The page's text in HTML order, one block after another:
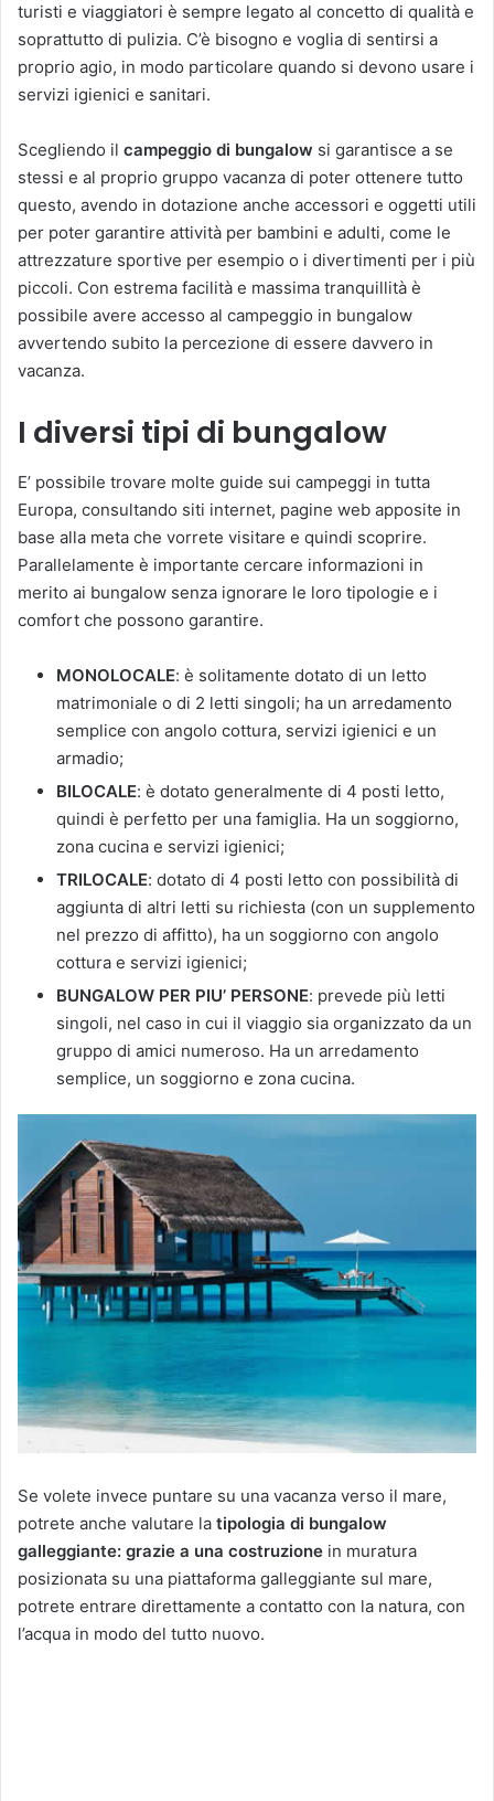
turisti e viaggiatori è sempre legato al concetto di qualità e
soprattutto di pulizia. C’è bisogno e voglia di sentirsi a
proprio agio, in modo particolare quando si devono usare i
servizi igienici e sanitari.
Scegliendo il campeggio di bungalow si garantisce a se
stessi e al proprio gruppo vacanza di poter ottenere tutto
questo, avendo in dotazione anche accessori e oggetti utili
per poter garantire attività per bambini e adulti, come le
attrezzature sportive per esempio o i divertimenti per i più
piccoli. Con estrema facilità e massima tranquillità è
possibile avere accesso al campeggio in bungalow
avvertendo subito la percezione di essere davvero in
vacanza.
I diversi tipi di bungalow
E’ possibile trovare molte guide sui campeggi in tutta
Europa, consultando siti internet, pagine web apposite in
base alla meta che vorrete visitare e quindi scoprire.
Parallelamente è importante cercare informazioni in
merito ai bungalow senza ignorare le loro tipologie e i
comfort che possono garantire.
MONOLOCALE: è solitamente dotato di un letto
matrimoniale o di 2 letti singoli; ha un arredamento
semplice con angolo cottura, servizi igienici e un
armadio;
BILOCALE: è dotato generalmente di 4 posti letto,
quindi è perfetto per una famiglia. Ha un soggiorno,
zona cucina e servizi igienici;
TRILOCALE: dotato di 4 posti letto con possibilità di
aggiunta di altri letti su richiesta (con un supplemento
nel prezzo di affitto), ha un soggiorno con angolo
cottura e servizi igienici;
BUNGALOW PER PIU’ PERSONE: prevede più letti
singoli, nel caso in cui il viaggio sia organizzato da un
gruppo di amici numeroso. Ha un arredamento
semplice, un soggiorno e zona cucina.
Se volete invece puntare su una vacanza verso il mare,
potrete anche valutare la tipologia di bungalow
galleggiante: grazie a una costruzione in muratura
posizionata su una piattaforma galleggiante sul mare,
potrete entrare direttamente a contatto con la natura, con
l’acqua in modo del tutto nuovo.